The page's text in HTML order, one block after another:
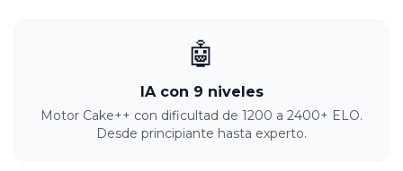
🤖
IA con 9 niveles
Motor Cake++ con dificultad de 1200 a 2400+ ELO.
Desde principiante hasta experto.